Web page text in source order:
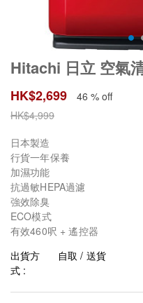
Hitachi 日立 空氣
HK$2,699
46 % off
HK$4,999
日本製造
行貨一年保養
加濕功能
抗過敏HEPA過濾
強效除臭
ECO模式
有效460呎 + 遙控器
出貨方
式 :
自取 / 送貨